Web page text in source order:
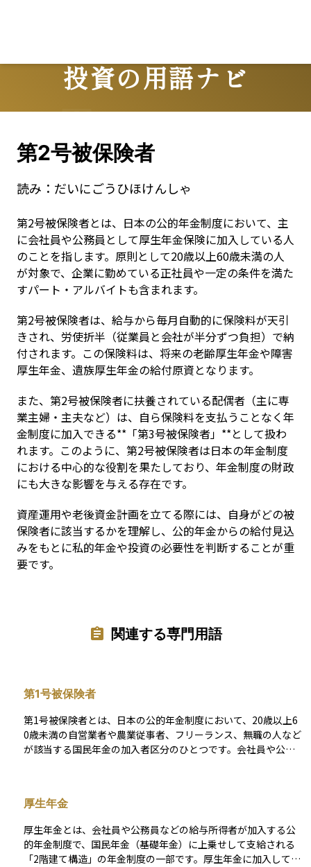
投資の用語ナビ
Terms
第2号被保険者
読み： だいにごうひほけんしゃ
第2号被保険者とは、日本の公的年金制度において、主
に会社員や公務員として厚生年金保険に加入している人
のことを指します。原則として20歳以上60歳未満の人
が対象で、企業に勤めている正社員や一定の条件を満た
すパート・アルバイトも含まれます。
第2号被保険者は、給与から毎月自動的に保険料が天引
きされ、労使折半（従業員と会社が半分ずつ負担）で納
付されます。この保険料は、将来の老齢厚生年金や障害
厚生年金、遺族厚生年金の給付原資となります。
また、第2号被保険者に扶養されている配偶者（主に専
業主婦・主夫など）は、自ら保険料を支払うことなく年
金制度に加入できる**「第3号被保険者」**として扱わ
れます。このように、第2号被保険者は日本の年金制度
における中心的な役割を果たしており、年金制度の財政
にも大きな影響を与える存在です。
資産運用や老後資金計画を立てる際には、自身がどの被
保険者に該当するかを理解し、公的年金からの給付見込
みをもとに私的年金や投資の必要性を判断することが重
要です。
関連する専門用語
第1号被保険者
第1号被保険者とは、日本の公的年金制度において、20歳以上6
0歳未満の自営業者や農業従事者、フリーランス、無職の人など
が該当する国民年金の加入者区分のひとつです。会社員や公務
な場合には免除制度や納付猶予制度を利用できることがありま
す。将来の年金受給の基礎となる制度であり、自分でしっかり
と手続きや納付を行う必要があります。公的年金制度の中で
も、自主的な加入と負担が特徴の区分です。
厚生年金
厚生年金とは、会社員や公務員などの給与所得者が加入する公
的年金制度で、国民年金（基礎年金）に上乗せして支給される
「2階建て構造」の年金制度の一部です。厚生年金に加入してい